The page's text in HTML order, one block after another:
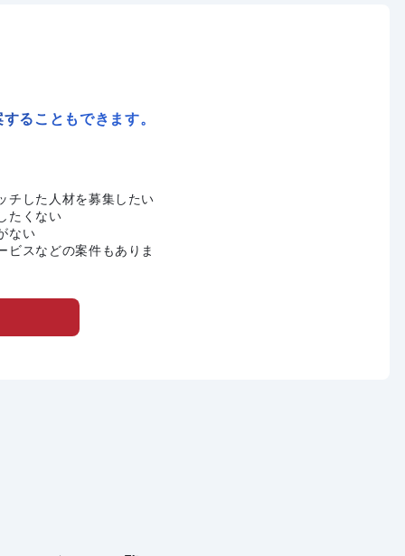
ることもできます。
チした人材を募集したい
たくない
ない
ビスなどの案件もありま